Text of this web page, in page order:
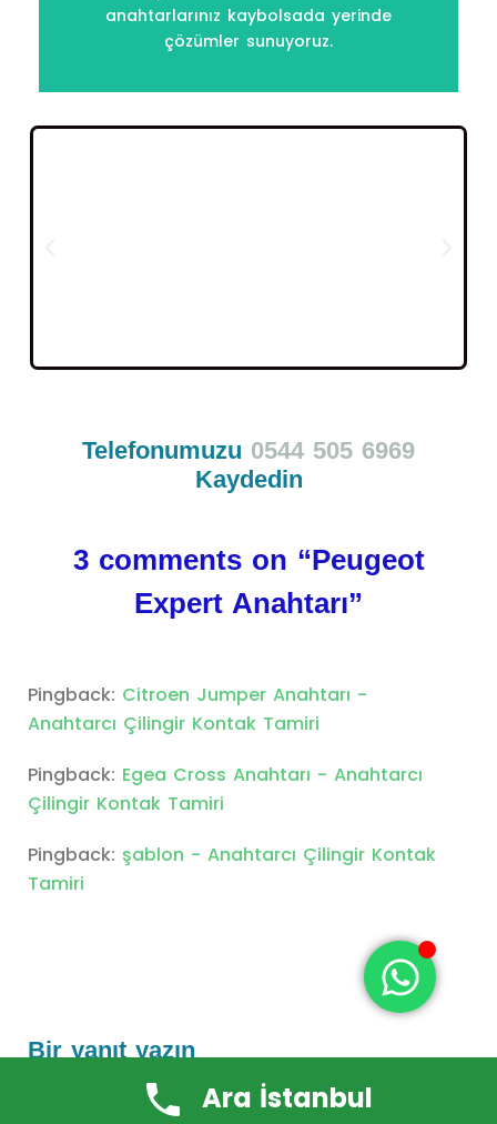
anahtarlarınız kaybolsada yerinde
çözümler sunuyoruz.
Motosiklet Anahtarı
(İSTANBUL)
Telefonumuzu 0544 505 6969
Kaydedin
3 comments on “Peugeot
Expert Anahtarı”
Pingback: Citroen Jumper Anahtarı -
Anahtarcı Çilingir Kontak Tamiri
Pingback: Egea Cross Anahtarı - Anahtarcı
Çilingir Kontak Tamiri
Pingback: şablon - Anahtarcı Çilingir Kontak
Tamiri
Bir yanıt yazın
E-posta adresiniz yayınlanmayacak. Gerekli
Ara İstanbul